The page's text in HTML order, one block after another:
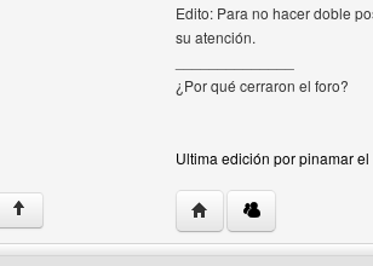
Edito: Para no hacer doble
su atención.
¿Por qué cerraron el foro?
Ultima edición por pinamar
↑ Visitar sitio web del